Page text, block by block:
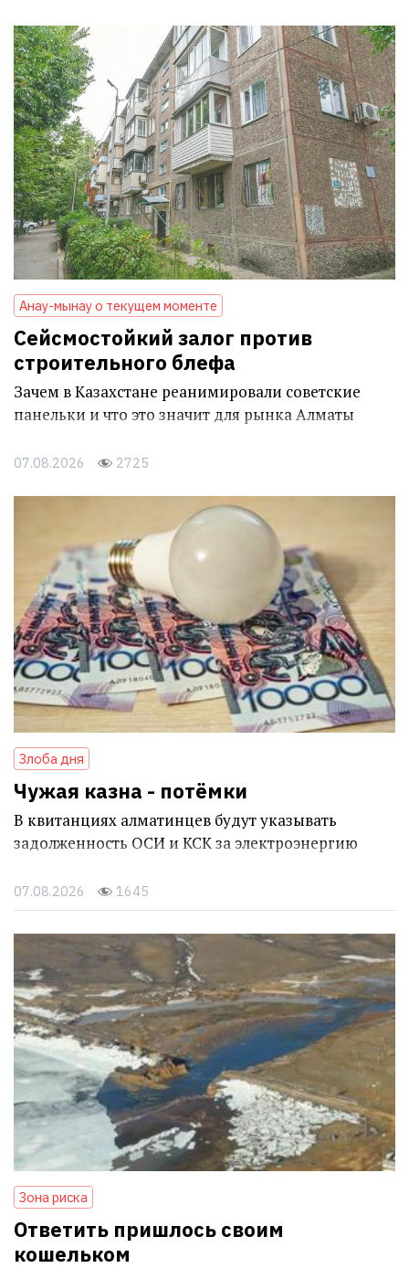
Анау-мынау о текущем моменте
Сейсмостойкий залог против
строительного блефа
Зачем в Казахстане реанимировали советские
панельки и что это значит для рынка Алматы
07.08.2026 2725
Злоба дня
Чужая казна - потёмки
В квитанциях алматинцев будут указывать
задолженность ОСИ и КСК за электроэнергию
07.08.2026 1645
Зона риска
Ответить пришлось своим
кошельком